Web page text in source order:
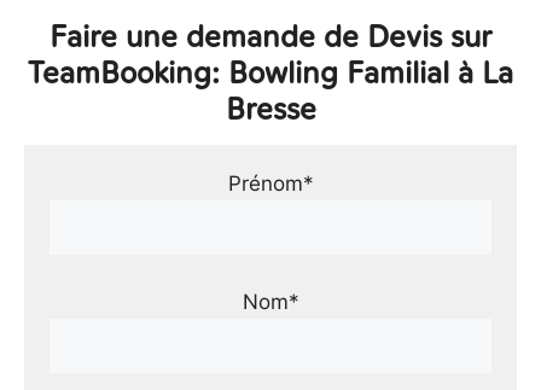
Faire une demande de Devis sur
TeamBooking: Bowling Familial à La
Bresse
Prénom*
Nom*